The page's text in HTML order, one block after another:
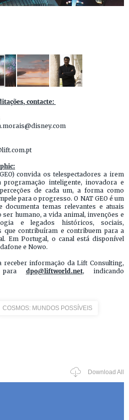
contacte:
convida os telespectadores a irem
programação inteligente, inovadora e
de cada um, a forma como
para o progresso. O NAT GEO é um
documenta temas relevantes e atuais
humano, a vida animal, invenções e
e legados históricos, sociais,
que contribuíram e contribuem para a
Em Portugal, o canal está disponível
e Nowo.
receber informação da Lift Consulting,
para dpo@liftworld.net, indicando
COSMOS: MUNDOS POSSÍVEIS
Download All